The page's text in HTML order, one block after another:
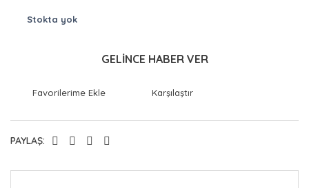
Stokta yok
GELİNCE HABER VER
Karşılaştır
PAYLAŞ: